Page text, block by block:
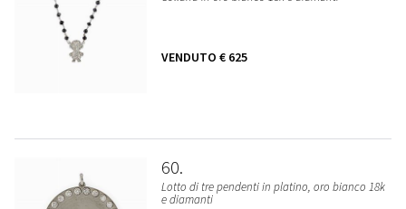
VENDUTO € 625
60
Lotto di tre pendenti in platino, oro bianco 18k
e diamanti